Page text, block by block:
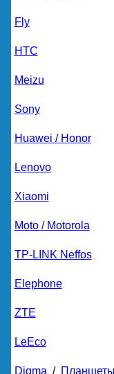
Fly
HTC
Meizu
Sony
Huawei / Honor
Lenovo
Xiaomi
Moto / Motorola
TP-LINK Neffos
Elephone
ZTE
LeEco
Digma /